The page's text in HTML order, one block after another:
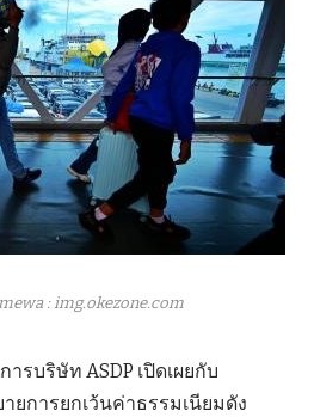
: img.okezone.com
รบริษัท ASDP เปิดเผยกับ
ยการยกเว้นค่าธรรมเนียมดัง